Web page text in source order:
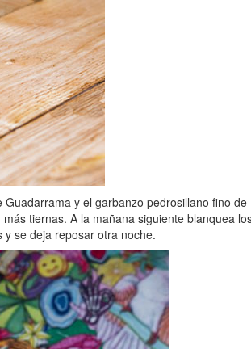
y el garbanzo pedrosillano fino
tiernas. A la mañana siguiente blanquea
se deja reposar otra noche.